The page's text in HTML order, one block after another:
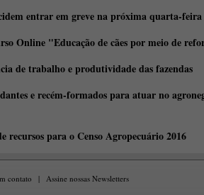
entrar em greve na próxima quarta-feira
Online "Educação de cães por meio de
de trabalho e produtividade das fazendas
e recém-formados para atuar no
recursos para o Censo Agropecuário 2016
contato | Assine nossas Newsletters